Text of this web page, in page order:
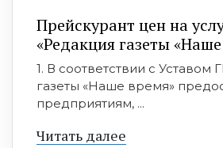
Прейскурант цен на
«Редакция газеты
1. В соответствии с Уставом
газеты «Наше время»
предприятиям, ...
Читать далее